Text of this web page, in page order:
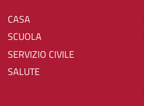
CASA
SCUOLA
SERVIZIO CIVILE
SALUTE